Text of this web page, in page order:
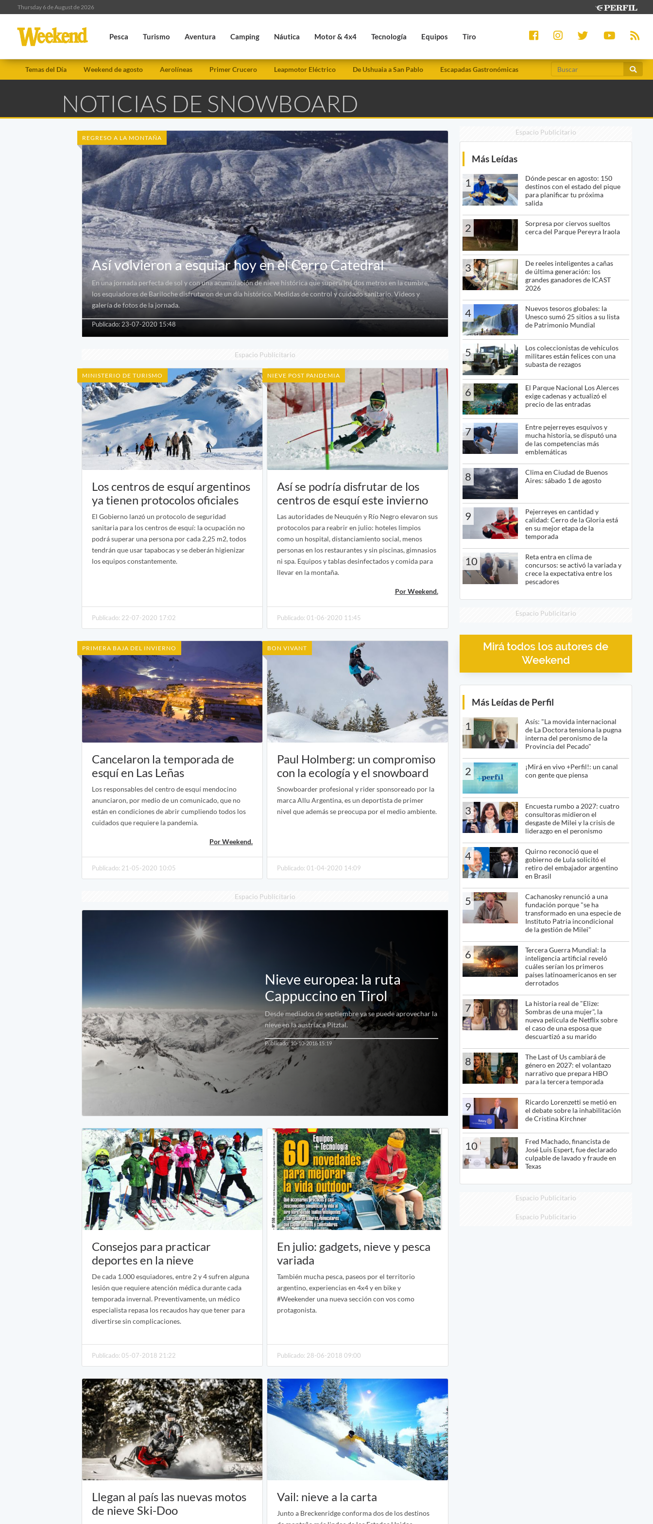
Thursday 6 de August de 2026
Pesca Turismo Aventura Camping Náutica Motor & 4x4 Tecnología Equipos Tiro
Temas del Día Weekend de agosto Aerolíneas Primer Crucero Leapmotor Eléctrico De Ushuaia a San Pablo Escapadas Gastronómicas
NOTICIAS DE SNOWBOARD
REGRESO A LA MONTAÑA
Así volvieron a esquiar hoy en el Cerro Catedral
En una jornada perfecta de sol y con una acumulación de nieve histórica que supera los dos metros en la cumbre,
los esquiadores de Bariloche disfrutaron de un día histórico. Medidas de control y cuidado sanitario. Videos y
galería de fotos de la jornada.
Publicado: 23-07-2020 15:48
Espacio Publicitario
MINISTERIO DE TURISMO
Los centros de esquí argentinos
ya tienen protocolos oficiales
El Gobierno lanzó un protocolo de seguridad
sanitaria para los centros de esquí: la ocupación no
podrá superar una persona por cada 2,25 m2, todos
tendrán que usar tapabocas y se deberán higienizar
los equipos constantemente.
Publicado: 22-07-2020 17:02
NIEVE POST PANDEMIA
Así se podría disfrutar de los
centros de esquí este invierno
Las autoridades de Neuquén y Río Negro elevaron sus
protocolos para reabrir en julio: hoteles limpios
como un hospital, distanciamiento social, menos
personas en los restaurantes y sin piscinas, gimnasios
ni spa. Equipos y tablas desinfectados y comida para
llevar en la montaña.
Por Weekend.
Publicado: 01-06-2020 11:45
PRIMERA BAJA DEL INVIERNO
Cancelaron la temporada de
esquí en Las Leñas
Los responsables del centro de esquí mendocino
anunciaron, por medio de un comunicado, que no
están en condiciones de abrir cumpliendo todos los
cuidados que requiere la pandemia.
Por Weekend.
Publicado: 21-05-2020 10:05
BON VIVANT
Paul Holmberg: un compromiso
con la ecología y el snowboard
Snowboarder profesional y rider sponsoreado por la
marca Allu Argentina, es un deportista de primer
nivel que además se preocupa por el medio ambiente.
Publicado: 01-04-2020 14:09
Espacio Publicitario
Nieve europea: la ruta
Cappuccino en Tirol
Desde mediados de septiembre ya se puede aprovechar la
nieve en la austríaca Pitztal.
Publicado: 10-10-2018 15:19
Consejos para practicar
deportes en la nieve
De cada 1.000 esquiadores, entre 2 y 4 sufren alguna
lesión que requiere atención médica durante cada
temporada invernal. Preventivamente, un médico
especialista repasa los recaudos hay que tener para
divertirse sin complicaciones.
Publicado: 05-07-2018 21:22
En julio: gadgets, nieve y pesca
variada
También mucha pesca, paseos por el territorio
argentino, experiencias en 4x4 y en bike y
#Weekender una nueva sección con vos como
protagonista.
Publicado: 28-06-2018 09:00
Llegan al país las nuevas motos
de nieve Ski-Doo
Vail: nieve a la carta
Junto a Breckenridge conforma dos de los destinos
Espacio Publicitario
Más Leídas
1
Dónde pescar en agosto: 150
destinos con el estado del pique
para planificar tu próxima
salida
2
Sorpresa por ciervos sueltos
cerca del Parque Pereyra Iraola
3
De reeles inteligentes a cañas
de última generación: los
grandes ganadores de ICAST
2026
4
Nuevos tesoros globales: la
Unesco sumó 25 sitios a su lista
de Patrimonio Mundial
5
Los coleccionistas de vehículos
militares están felices con una
subasta de rezagos
6
El Parque Nacional Los Alerces
exige cadenas y actualizó el
precio de las entradas
7
Entre pejerreyes esquivos y
mucha historia, se disputó una
de las competencias más
emblemáticas
8
Clima en Ciudad de Buenos
Aires: sábado 1 de agosto
9
Pejerreyes en cantidad y
calidad: Cerro de la Gloria está
en su mejor etapa de la
temporada
10
Reta entra en clima de
concursos: se activó la variada y
crece la expectativa entre los
pescadores
Espacio Publicitario
Mirá todos los autores de
Weekend
Más Leídas de Perfil
1
Asís: "La movida internacional
de La Doctora tensiona la pugna
interna del peronismo de la
Provincia del Pecado"
2
¡Mirá en vivo +Perfil!: un canal
con gente que piensa
3
Encuesta rumbo a 2027: cuatro
consultoras midieron el
desgaste de Milei y la crisis de
liderazgo en el peronismo
4
Quirno reconoció que el
gobierno de Lula solicitó el
retiro del embajador argentino
en Brasil
5
Cachanosky renunció a una
fundación porque "se ha
transformado en una especie de
Instituto Patria incondicional
de la gestión de Milei"
6
Tercera Guerra Mundial: la
inteligencia artificial reveló
cuáles serían los primeros
países latinoamericanos en ser
derrotados
7
La historia real de "Elize:
Sombras de una mujer", la
nueva película de Netflix sobre
el caso de una esposa que
descuartizó a su marido
8
The Last of Us cambiará de
género en 2027: el volantazo
narrativo que prepara HBO
para la tercera temporada
9
Ricardo Lorenzetti se metió en
el debate sobre la inhabilitación
de Cristina Kirchner
10
Fred Machado, financista de
José Luis Espert, fue declarado
culpable de lavado y fraude en
Texas
Espacio Publicitario
Espacio Publicitario